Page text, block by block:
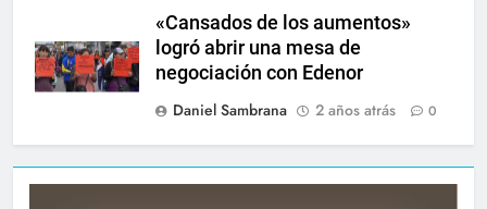
«Cansados de los aumentos»
logró abrir una mesa de
negociación con Edenor
Daniel Sambrana
2 años atrás 0